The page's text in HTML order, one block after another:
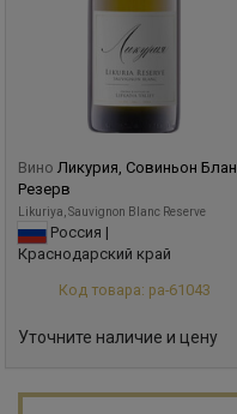
Вино Ликурия, Совиньон Блан
Резерв
Likuriya, Sauvignon Blanc Reserve
Россия |
Краснодарский край
Код товара: ра-61043
Уточните наличие и цену